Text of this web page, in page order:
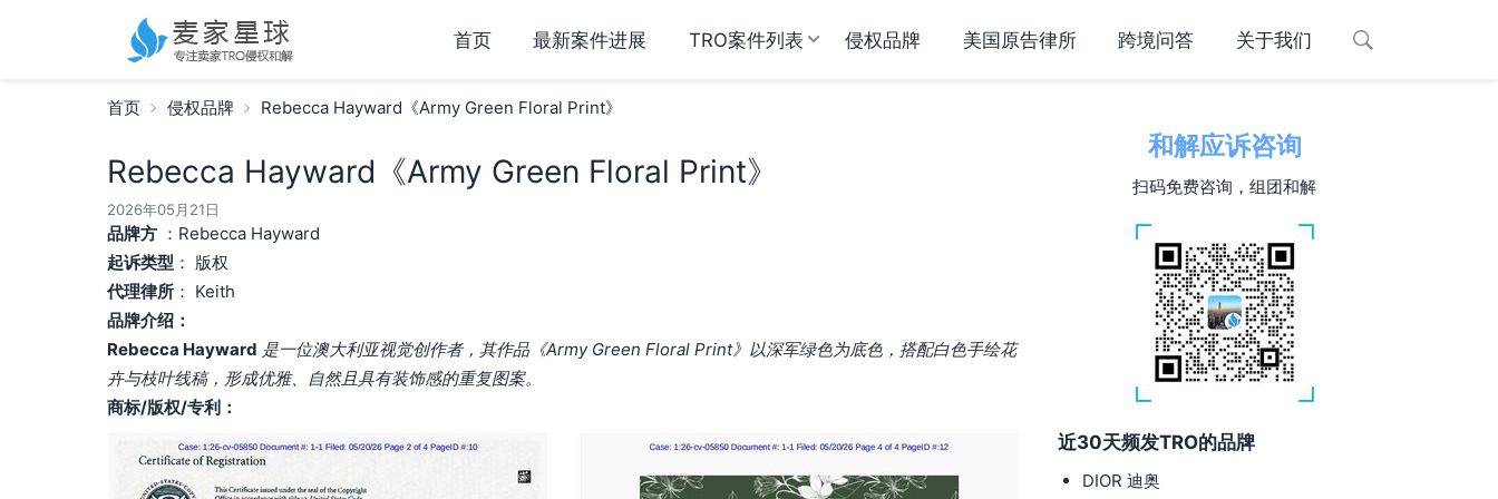
首页 最新案件进展 TRO案件列表 侵权品牌 美国原告律所 跨境问答 关于我们
首页 侵权品牌 Rebecca Hayward《Army Green Floral Print》
和解应诉咨询
扫码免费咨询，组团和解
近30天频发TRO的品牌
DIOR 迪奥
Rebecca Hayward《Army Green Floral Print》
2026年05月21日
品牌方：Rebecca Hayward
起诉类型 ： 版权
代理律所： Keith
品牌介绍：
Rebecca Hayward 是一位澳大利亚视觉创作者，其作品《Army Green Floral Print》以深军绿色为底色，搭配白色手绘花
卉与枝叶线稿，形成优雅、自然且具有装饰感的重复图案。
商标/版权/专利：